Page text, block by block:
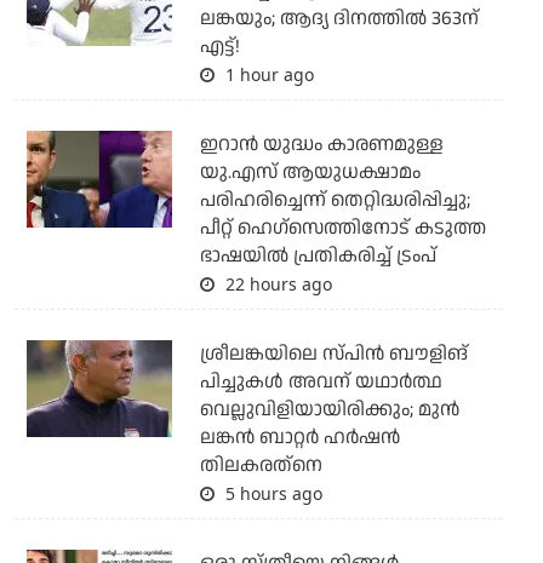
ലങ്കയും; ആദ്യ ദിനത്തില്‍ 363ന്
എട്ട്!
1 hour ago
ഇറാന്‍ യുദ്ധം കാരണമുള്ള
യു.എസ് ആയുധക്ഷാമം
പരിഹരിച്ചെന്ന് തെറ്റിദ്ധരിപ്പിച്ചു;
പീറ്റ് ഹെഗ്‌സെത്തിനോട് കടുത്ത
ഭാഷയില്‍ പ്രതികരിച്ച് ട്രംപ്
22 hours ago
ശ്രീലങ്കയിലെ സ്പിന്‍ ബൗളിങ്
പിച്ചുകള്‍ അവന് യഥാര്‍ത്ഥ
വെല്ലുവിളിയായിരിക്കും; മുന്‍
ലങ്കന്‍ ബാറ്റര്‍ ഹര്‍ഷന്‍
തിലകരത്‌നെ
5 hours ago